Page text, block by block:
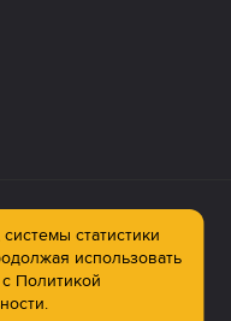
ПК «Технология»,
статистики
использовать
Политикой